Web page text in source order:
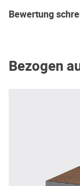
Bewertung
Bezogen